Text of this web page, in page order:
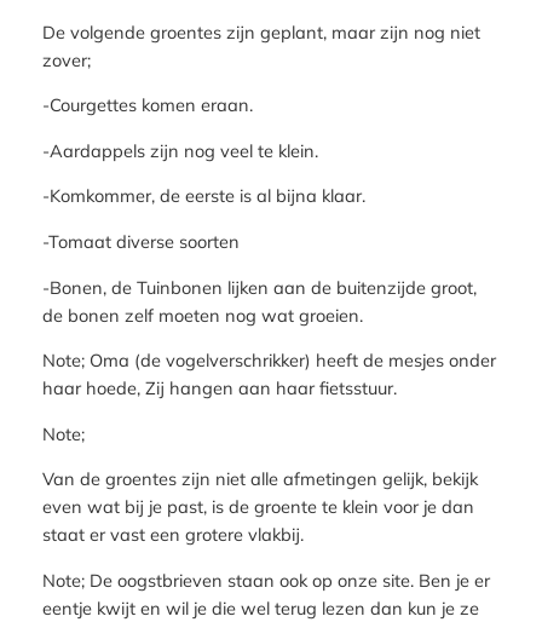
De volgende groentes zijn geplant, maar zijn nog niet
zover;
-Courgettes komen eraan.
-Aardappels zijn nog veel te klein.
-Komkommer, de eerste is al bijna klaar.
-Tomaat diverse soorten
-Bonen, de Tuinbonen lijken aan de buitenzijde groot,
de bonen zelf moeten nog wat groeien.
Note; Oma (de vogelverschrikker) heeft de mesjes onder
haar hoede, Zij hangen aan haar fietsstuur.
Note;
Van de groentes zijn niet alle afmetingen gelijk, bekijk
even wat bij je past, is de groente te klein voor je dan
staat er vast een grotere vlakbij.
Note; De oogstbrieven staan ook op onze site. Ben je er
eentje kwijt en wil je die wel terug lezen dan kun je ze